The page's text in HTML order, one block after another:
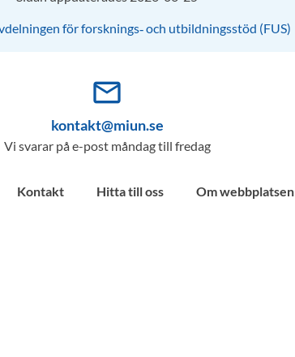
för forsknings‑ och utbildningsstöd (FUS)
mail_outline
kontakt@miun.se
Vi svarar på e-post måndag till fredag
Kontakt Hitta till oss Om webbplatsen